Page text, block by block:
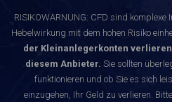
RISIKOWARNUNG: CFD sind
Hebelwirkung mit dem hohen Risiko
der Kleinanlegerkonten
diesem Anbieter. Sie sollten
funktionieren und ob Sie es sich
einzugehen, Ihr Geld zu verlieren.